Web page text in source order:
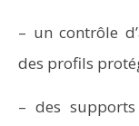
– un contrôle
des profils
– des